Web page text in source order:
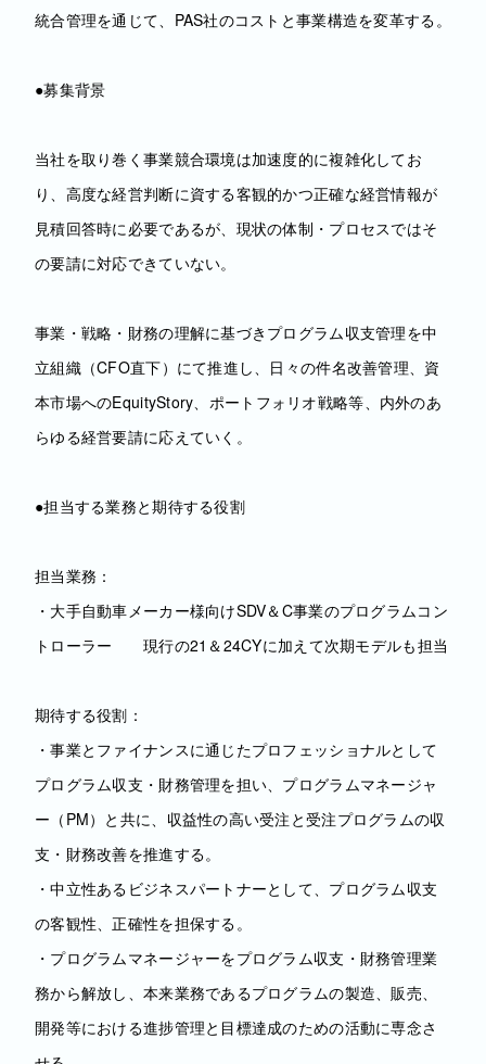
統合管理を通じて、PAS社のコストと事業構造を変革する。
●募集背景
当社を取り巻く事業競合環境は加速度的に複雑化してお
り、高度な経営判断に資する客観的かつ正確な経営情報が
見積回答時に必要であるが、現状の体制・プロセスではそ
の要請に対応できていない。
事業・戦略・財務の理解に基づきプログラム収支管理を中
立組織（CFO直下）にて推進し、日々の件名改善管理、資
本市場へのEquityStory、ポートフォリオ戦略等、内外のあ
らゆる経営要請に応えていく。
●担当する業務と期待する役割
担当業務：
・大手自動車メーカー様向けSDV＆C事業のプログラムコン
トローラー 現行の21＆24CYに加えて次期モデルも担当
期待する役割：
・事業とファイナンスに通じたプロフェッショナルとして
プログラム収支・財務管理を担い、プログラムマネージャ
ー（PM）と共に、収益性の高い受注と受注プログラムの収
支・財務改善を推進する。
・中立性あるビジネスパートナーとして、プログラム収支
の客観性、正確性を担保する。
・プログラムマネージャーをプログラム収支・財務管理業
務から解放し、本来業務であるプログラムの製造、販売、
開発等における進捗管理と目標達成のための活動に専念さ